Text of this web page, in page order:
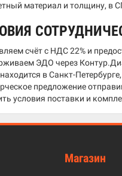
материал и толщину, в
счёт с НДС 22% и
ЭДО через
в Санкт-
предложение
условия поставки и
Магазин